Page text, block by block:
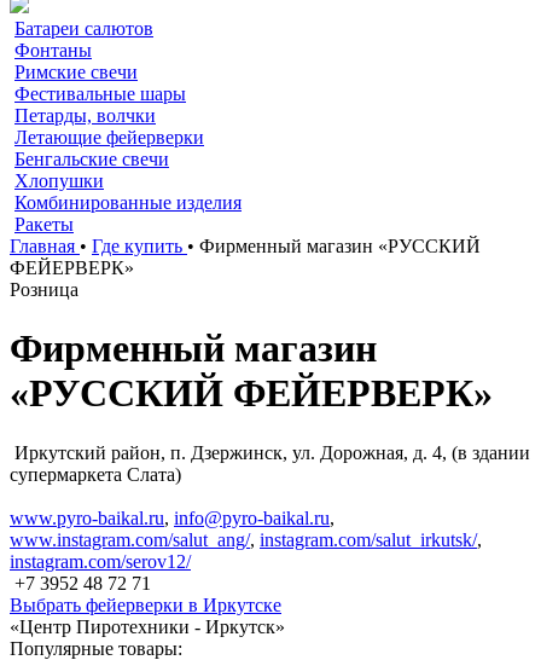
Батареи салютов
Фонтаны
Римские свечи
Фестивальные шары
Петарды, волчки
Летающие фейерверки
Бенгальские свечи
Хлопушки
Комбинированные изделия
Ракеты
Главная • Где купить • Фирменный магазин «РУССКИЙ
ФЕЙЕРВЕРК»
Розница
Фирменный магазин
«РУССКИЙ ФЕЙЕРВЕРК»
Иркутский район, п. Дзержинск, ул. Дорожная, д. 4, (в здании
супермаркета Слата)
www.pyro-baikal.ru, info@pyro-baikal.ru,
www.instagram.com/salut_ang/, instagram.com/salut_irkutsk/,
instagram.com/serov12/
+7 3952 48 72 71
Выбрать фейерверки в Иркутске
«Центр Пиротехники - Иркутск»
Популярные товары: